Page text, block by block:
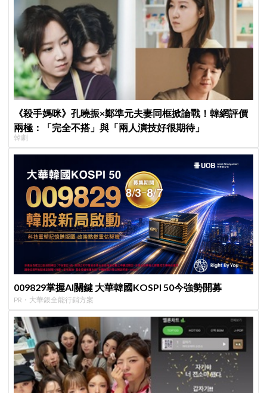
《殺手媽咪》孔曉振×鄭準元夫妻同框掀論戰！韓網評價
兩極：「完全不搭」與「兩人演技好很期待」
韓劇
009829掌握AI關鍵 大華韓國KOSPI 50今強勢開募
PR・大華銀全能行銷方案